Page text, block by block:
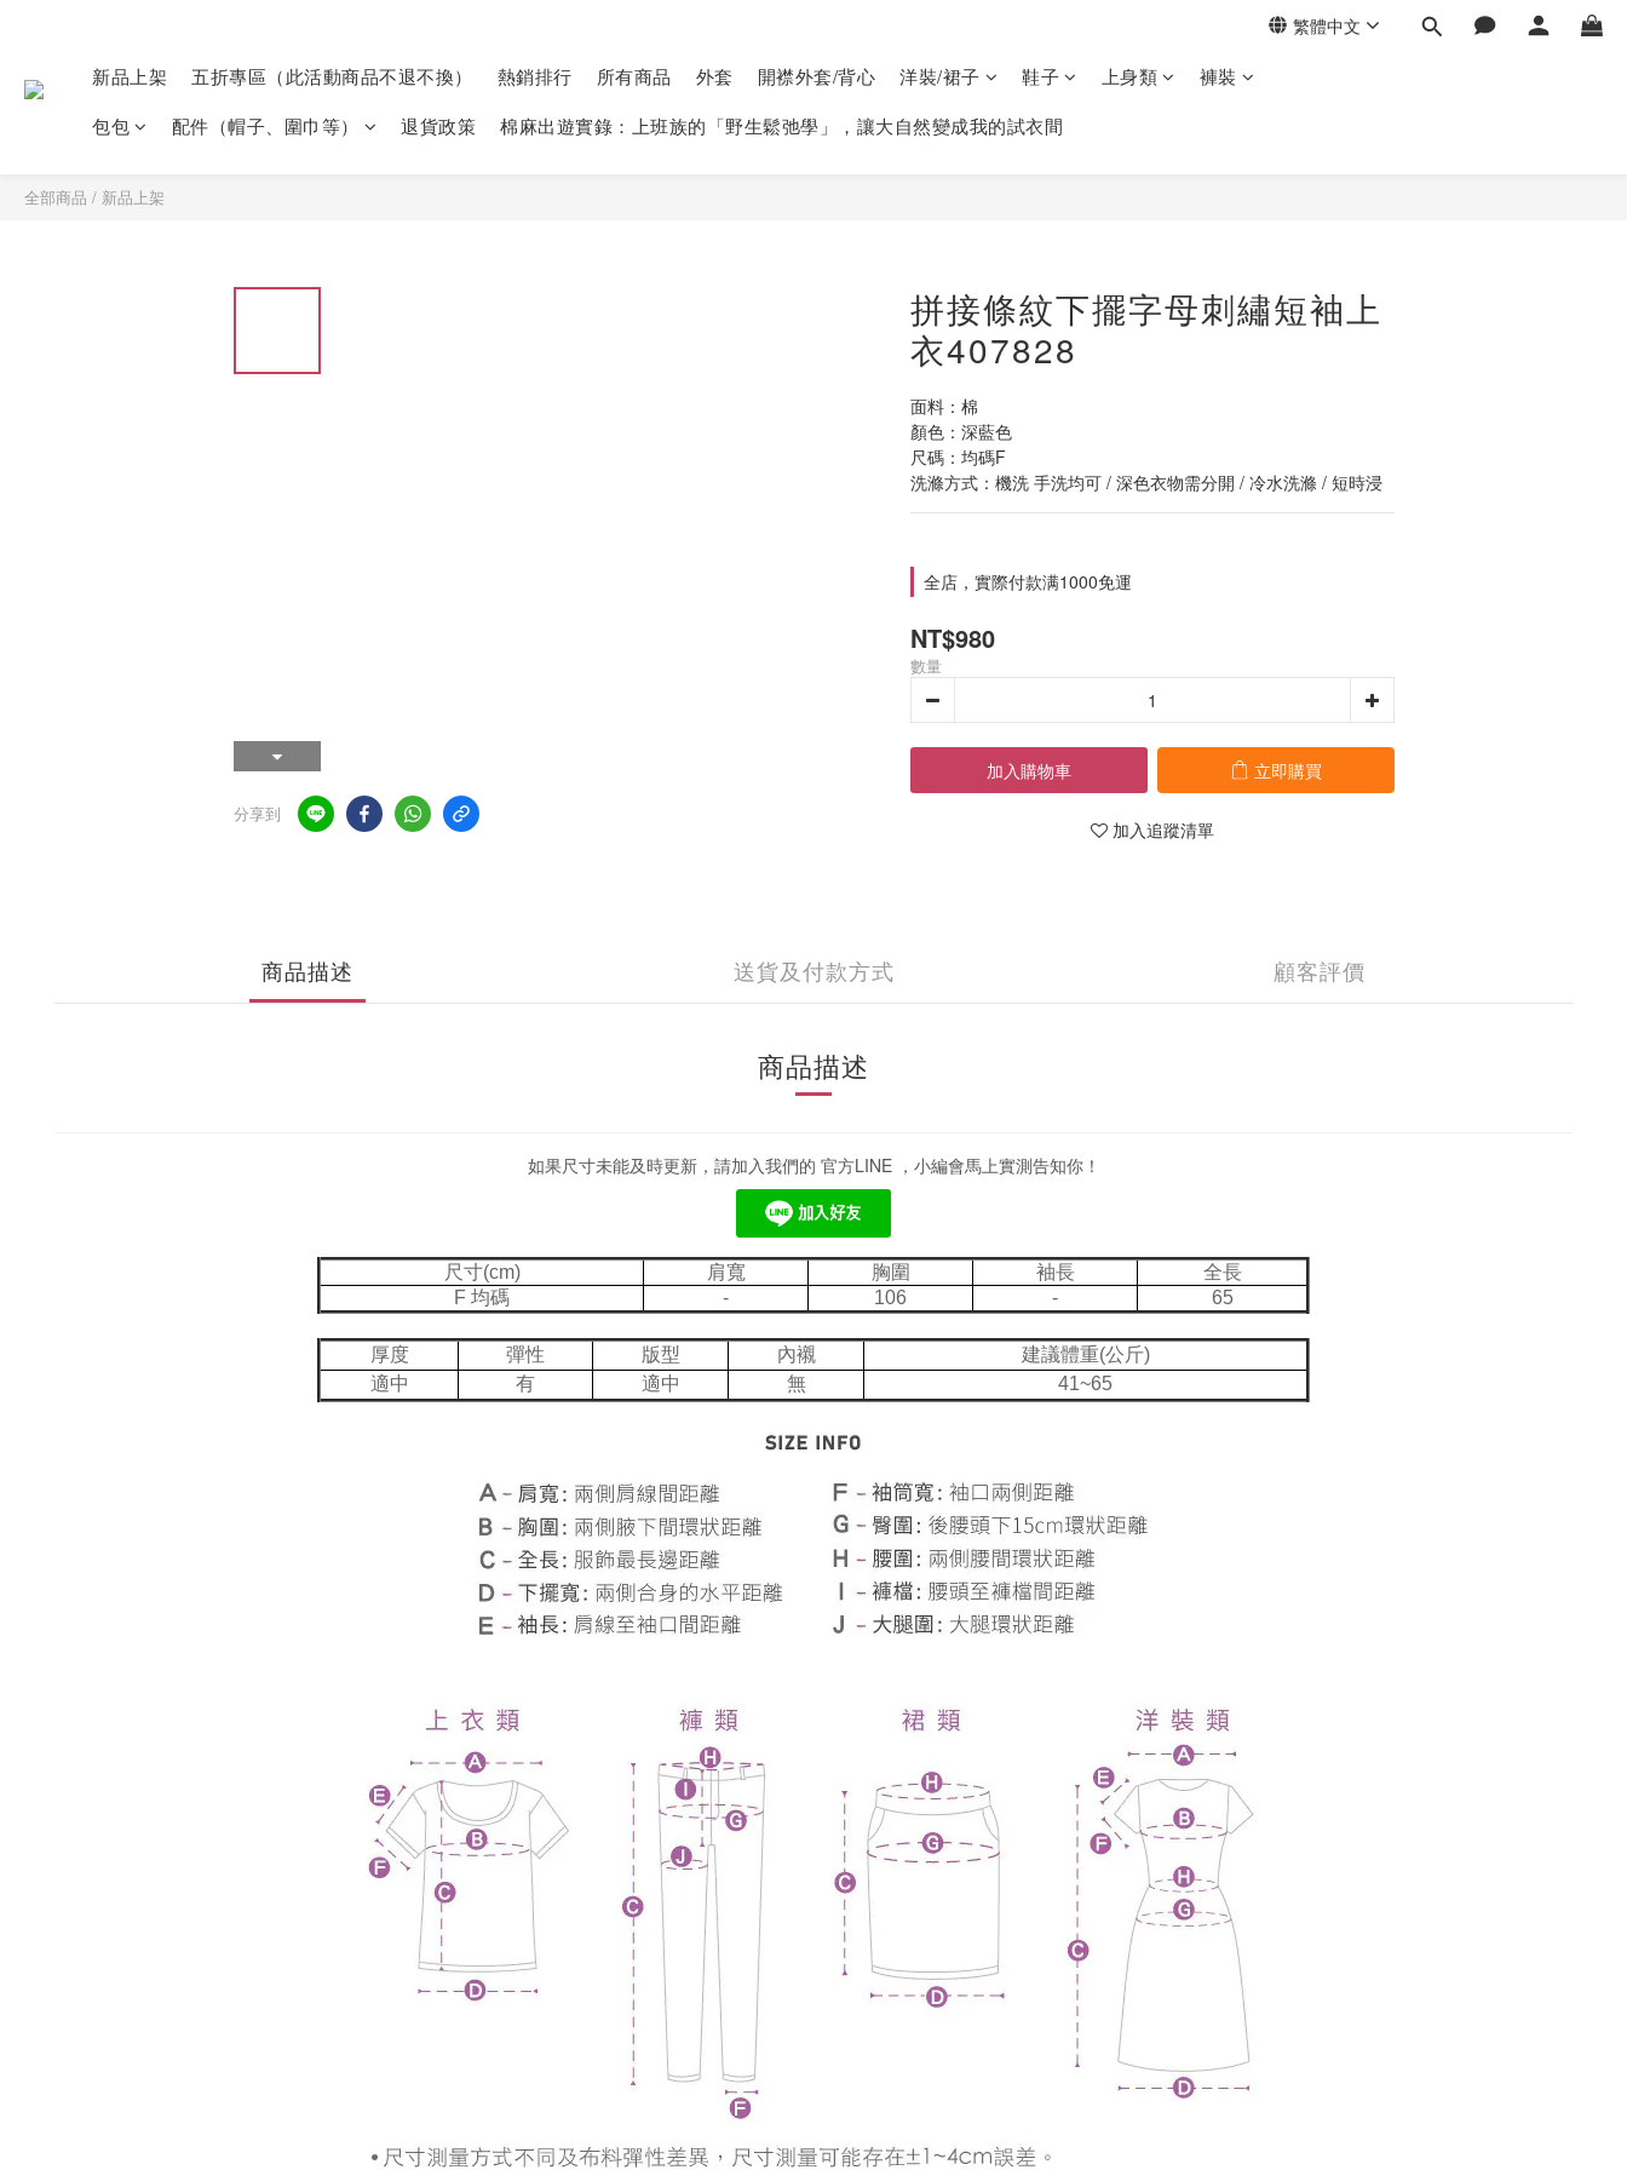
繁體中文
新品上架 五折專區（此活動商品不退不換） 熱銷排行 所有商品 外套 開襟外套/背心 洋裝/裙子 鞋子 上身類
褲裝
包包
配件（帽子、圍巾等） 退貨政策 棉麻出遊實錄：上班族的「野生鬆弛學」，讓大自然變成我的試衣間
全部商品 / 新品上架
分享到
拼接條紋下擺字母刺繡短袖上
衣407828
面料：棉
顏色：深藍色
尺碼：均碼F
洗滌方式：機洗 手洗均可 / 深色衣物需分開 / 冷水洗滌 / 短時浸
全店，實際付款满1000免運
NT$980
數量
加入購物車 立即購買
加入追蹤清單
商品描述 送貨及付款方式 顧客評價
商品描述
如果尺寸未能及時更新，請加入我們的 官方LINE ，小編會馬上實測告知你！
尺寸(cm) 肩寬 胸圍 袖長
全長
F 均碼
- 106 - 65
厚度 彈性 版型 內襯
建議體重(公斤)
適中
有 適中 無 41~65